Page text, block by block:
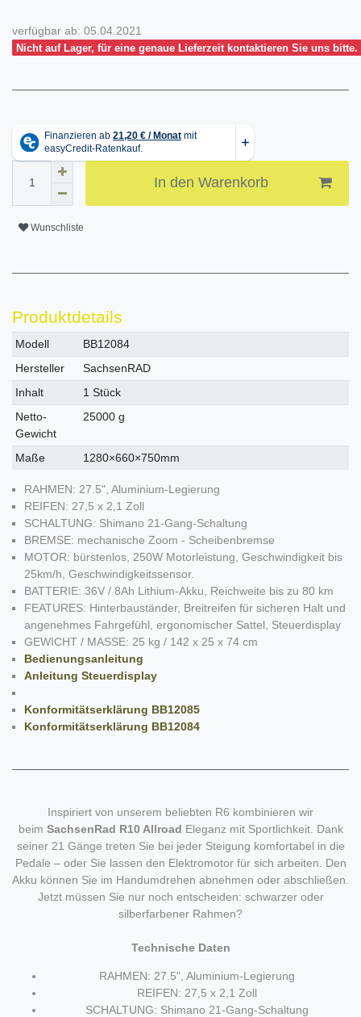
verfügbar ab: 05.04.2021
Nicht auf Lager, für eine genaue Lieferzeit kontaktieren Sie uns bitte.
In den Warenkorb
Wunschliste
Produktdetails
Technisches
Merkmal
Wert
Modell
BB12084
Hersteller
SachsenRAD
Inhalt
1 Stück
Netto-
Gewicht
25000 g
Maße 1280×660×750mm
RAHMEN: 27.5", Aluminium-Legierung
REIFEN: 27,5 x 2,1 Zoll
SCHALTUNG: Shimano 21-Gang-Schaltung
BREMSE: mechanische Zoom - Scheibenbremse
MOTOR: bürstenlos, 250W Motorleistung, Geschwindigkeit bis
25km/h, Geschwindigkeitssensor.
BATTERIE: 36V / 8Ah Lithium-Akku, Reichweite bis zu 80 km
FEATURES: Hinterbauständer, Breitreifen für sicheren Halt und
angenehmes Fahrgefühl, ergonomischer Sattel, Steuerdisplay
GEWICHT / MASSE: 25 kg / 142 x 25 x 74 cm
Bedienungsanleitung
Anleitung Steuerdisplay
Konformitätserklärung BB12085
Konformitätserklärung BB12084
Inspiriert von unserem beliebten R6 kombinieren wir
beim SachsenRad R10 Allroad Eleganz mit Sportlichkeit. Dank
seiner 21 Gänge treten Sie bei jeder Steigung komfortabel in die
Pedale – oder Sie lassen den Elektromotor für sich arbeiten. Den
Akku können Sie im Handumdrehen abnehmen oder abschließen.
Jetzt müssen Sie nur noch entscheiden: schwarzer oder
silberfarbener Rahmen?
Technische Daten
RAHMEN: 27.5", Aluminium-Legierung
REIFEN: 27,5 x 2,1 Zoll
SCHALTUNG: Shimano 21-Gang-Schaltung